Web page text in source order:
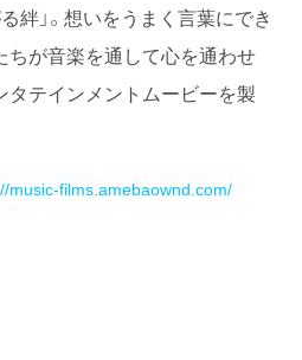
絆」。想いをうまく言葉にでき
ちが音楽を通して心を通わせ
テインメントムービーを製
music-films.amebaownd.com/